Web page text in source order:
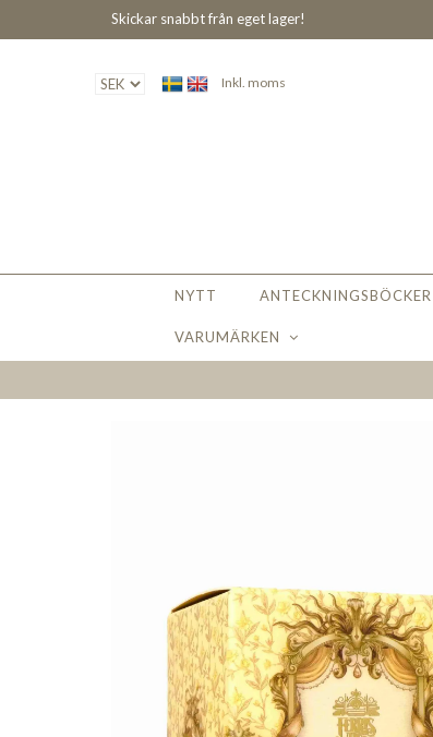
Skickar snabbt från eget lager!
Inkl. moms
NYTT ANTECKNINGSBÖCKER
VARUMÄRKEN